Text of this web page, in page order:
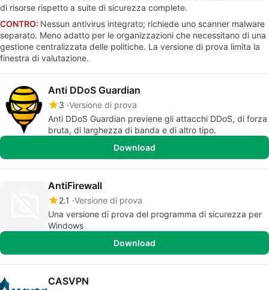
di risorse rispetto a suite di sicurezza complete.
CONTRO: Nessun antivirus integrato; richiede uno scanner malware
separato. Meno adatto per le organizzazioni che necessitano di una
gestione centralizzata delle politiche. La versione di prova limita la
finestra di valutazione.
Anti DDoS Guardian
3 Versione di prova
Anti DDoS Guardian previene gli attacchi DDoS, di forza
bruta, di larghezza di banda e di altro tipo.
Download
AntiFirewall
2.1 Versione di prova
Una versione di prova del programma di sicurezza per
Windows
Download
CASVPN